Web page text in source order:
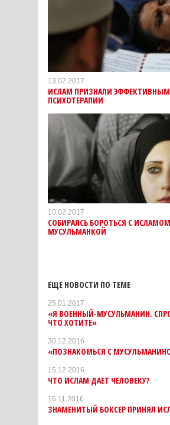
13.02.2017
ИСЛАМ ПРИЗНАЛИ
ПСИХОТЕРАПИИ
10.02.2017
СОБИРАЯСЬ БОРОТЬСЯ С
МУСУЛЬМАНКОЙ
ЕЩЕ НОВОСТИ ПО ТЕМЕ
25.01.2017
«Я ВОЕННЫЙ-МУСУЛЬМАНИН.
ЧТО ХОТИТЕ»
30.12.2016
«ПОЗНАКОМЬСЯ С
15.12.2016
ЧТО ИСЛАМ ДАЕТ ЧЕЛОВЕКУ?
16.11.2016
ЗНАМЕНИТЫЙ БОКСЕР ПРИНЯЛ